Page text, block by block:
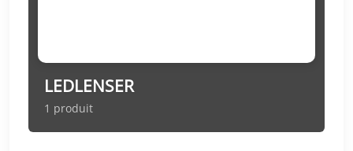
LEDLENSER
1 produit